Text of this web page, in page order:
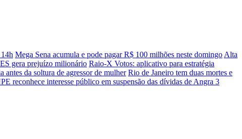
Mega Sena acumula e pode pagar R$ 100 milhões neste domingo Alta
gera prejuízo milionário Raio-X Votos: aplicativo para estratégia
antes da soltura de agressor de mulher Rio de Janeiro tem duas mortes e
reconhece interesse público em suspensão das dívidas de Angra 3